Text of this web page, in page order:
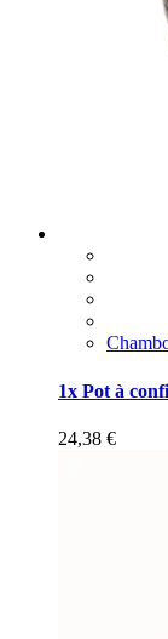
1x Pot à
24,38 €